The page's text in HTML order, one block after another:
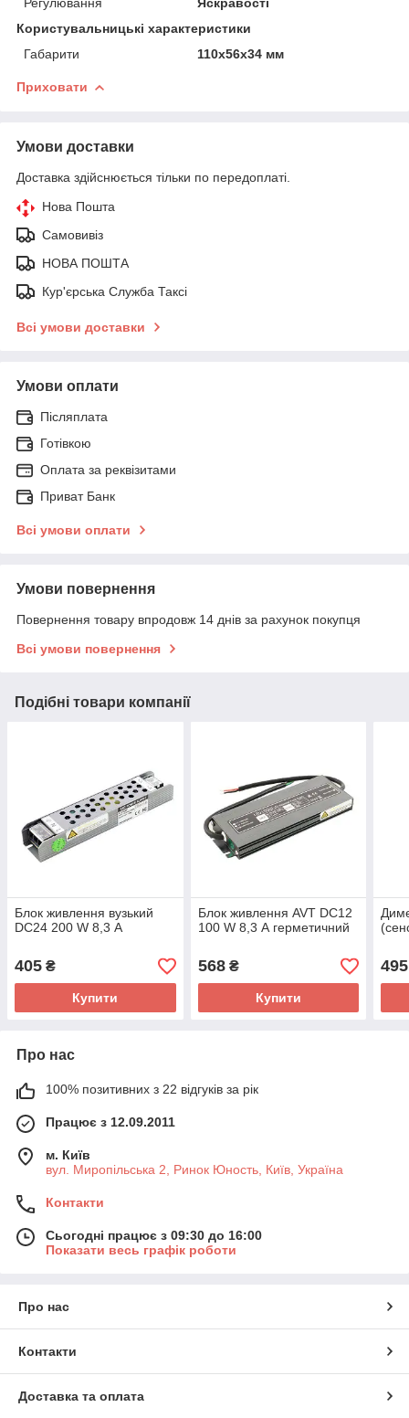
Користувальницькі характеристики
Габарити
110х56х34 мм
Приховати
Умови доставки
Доставка здійснюється тільки по передоплаті.
Нова Пошта
Самовивіз
НОВА ПОШТА
Кур'єрська Служба Таксі
Всі умови доставки
Умови оплати
Післяплата
Готівкою
Оплата за реквізитами
Приват Банк
Всі умови оплати
Умови повернення
Повернення товару впродовж 14 днів за рахунок покупця
Всі умови повернення
Подібні товари компанії
Блок живлення вузький
DC24 200 W 8,3 А
405 ₴
Купити
Блок живлення AVT DC12
100 W 8,3 А герметичний
568₴
Купити
495
Про нас
100% позитивних з 22 відгуків за рік
Працює з 12.09.2011
м. Київ
вул. Миропільська 2, Ринок Юность, Київ, Україна
Контакти
Сьогодні працює з 09:30 до 16:00
Показати весь графік роботи
Про нас
Контакти
Доставка та оплата